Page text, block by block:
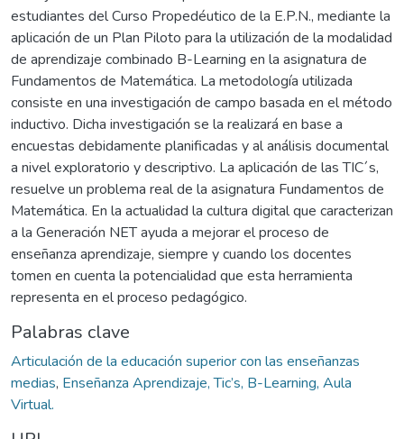
estudiantes del Curso Propedéutico de la E.P.N., mediante la
aplicación de un Plan Piloto para la utilización de la modalidad
de aprendizaje combinado B-Learning en la asignatura de
Fundamentos de Matemática. La metodología utilizada
consiste en una investigación de campo basada en el método
inductivo. Dicha investigación se la realizará en base a
encuestas debidamente planificadas y al análisis documental
a nivel exploratorio y descriptivo. La aplicación de las TIC´s,
resuelve un problema real de la asignatura Fundamentos de
Matemática. En la actualidad la cultura digital que caracterizan
a la Generación NET ayuda a mejorar el proceso de
enseñanza aprendizaje, siempre y cuando los docentes
tomen en cuenta la potencialidad que esta herramienta
representa en el proceso pedagógico.
Palabras clave
Articulación de la educación superior con las enseñanzas
medias, Enseñanza Aprendizaje, Tic’s, B-Learning, Aula
Virtual.